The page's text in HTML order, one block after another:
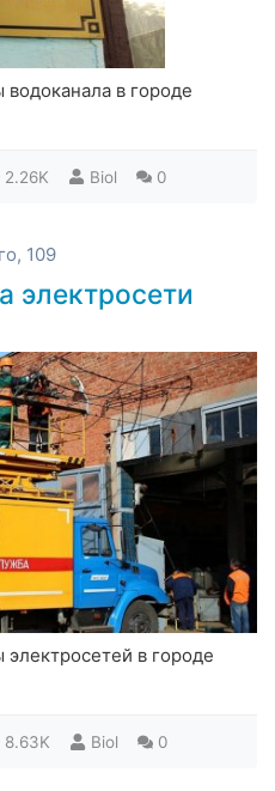
в городе
2.26K Biol 0
109
электросети
в городе
8.63K Biol 0